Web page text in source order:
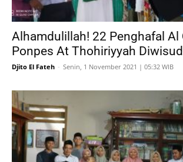
Alhamdulillah! 22 Penghafal Al
Ponpes At Thohiriyyah
Djito El Fateh - Senin, 1 November 2021 | 05:32 WIB